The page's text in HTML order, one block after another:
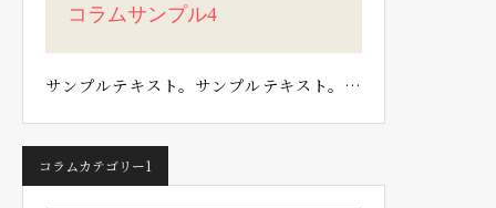
コラムサンプル4
サンプルテキスト。サンプルテキスト。…
コラムカテゴリー1